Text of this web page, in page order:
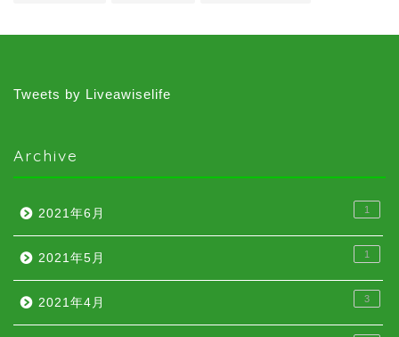
Tweets by Liveawiselife
Archive
2021年6月 1
2021年5月 1
2021年4月 3